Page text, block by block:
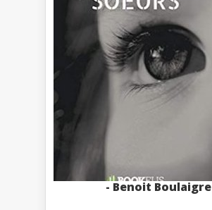
- Benoit Boulaigre